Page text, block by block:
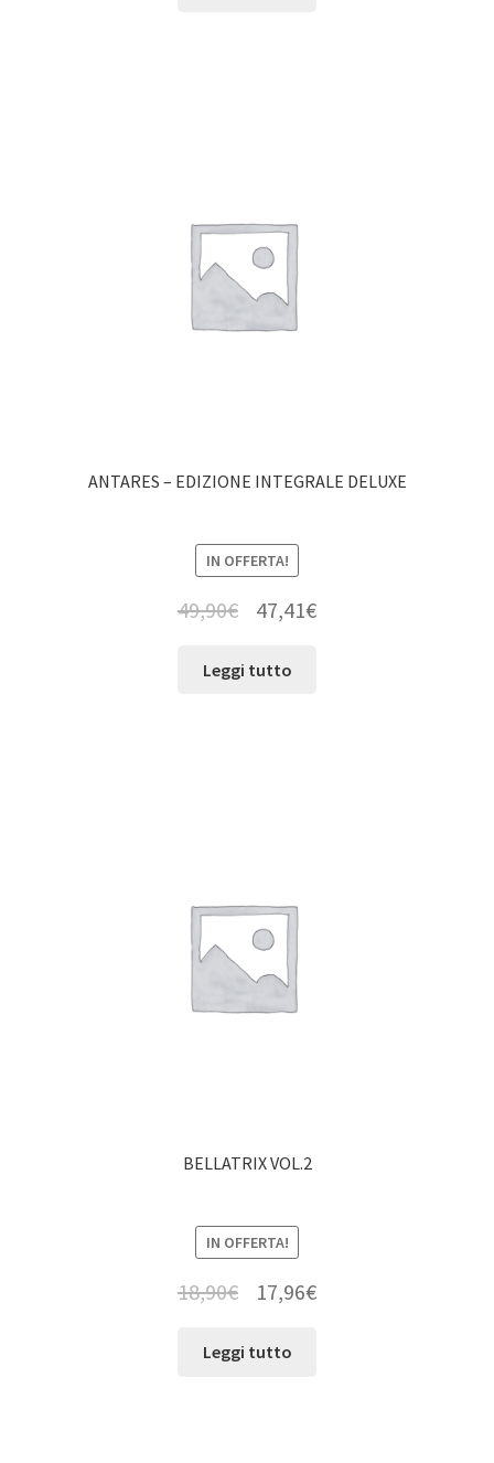
ANTARES – EDIZIONE INTEGRALE DELUXE
IN OFFERTA!
49,90€ 47,41€
Leggi tutto
BELLATRIX VOL.2
IN OFFERTA!
18,90€ 17,96€
Leggi tutto